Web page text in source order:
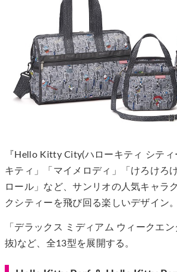
『Hello Kitty City(ハローキティ シテ
キティ」「マイメロディ」「けろけろ
ロール」など、サンリオの人気キャラ
クシティーを飛び回る楽しいデザイン。
「デラックス ミディアム ウィークエ
抜)など、全13型を展開する。